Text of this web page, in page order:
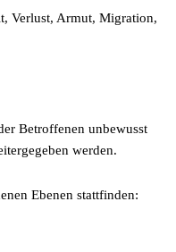
Verlust, Armut, Migration,
Betroffenen unbewusst
werden.
Ebenen stattfinden: